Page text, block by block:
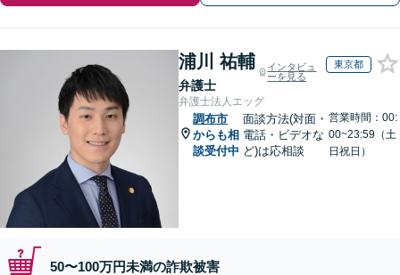
浦川 祐輔
弁護士
インタビュ
ーを見る
東京都
弁護士法人エッグ
調布市
からも相
談受付中
面談方法(対面・
電話・ビデオな
ど)は応相談
営業時間：00:
00~23:59（土
日祝日）
50〜100万円未満の詐欺被害